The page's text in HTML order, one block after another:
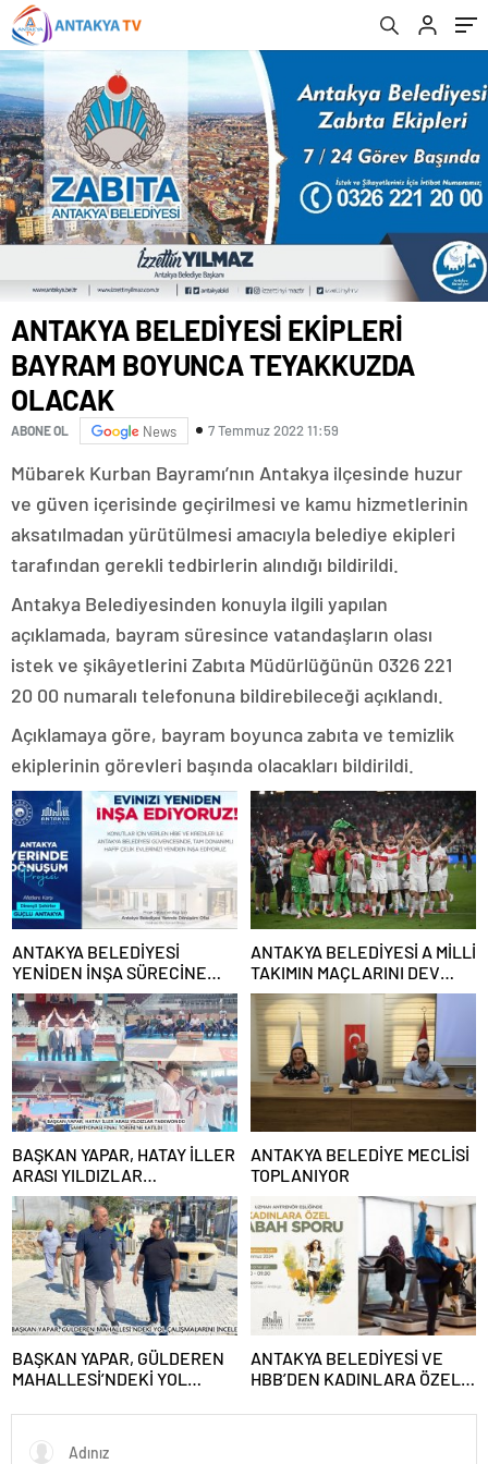
ANTAKYA BELEDİYESİ EKİPLERİ
BAYRAM BOYUNCA TEYAKKUZDA
OLACAK
ABONE OL News 7 Temmuz 2022 11:59
Mübarek Kurban Bayramı’nın Antakya ilçesinde huzur
ve güven içerisinde geçirilmesi ve kamu hizmetlerinin
aksatılmadan yürütülmesi amacıyla belediye ekipleri
tarafından gerekli tedbirlerin alındığı bildirildi.
Antakya Belediyesinden konuyla ilgili yapılan
açıklamada, bayram süresince vatandaşların olası
istek ve şikâyetlerini Zabıta Müdürlüğünün 0326 221
20 00 numaralı telefonuna bildirebileceği açıklandı.
Açıklamaya göre, bayram boyunca zabıta ve temizlik
ekiplerinin görevleri başında olacakları bildirildi.
ANTAKYA BELEDİYESİ
YENİDEN İNŞA SÜRECİNE
DESTEK VERECEK
ANTAKYA BELEDİYESİ A MİLLİ
TAKIMIN MAÇLARINI DEV
EKRANDAN YAYINLAYACAK
BAŞKAN YAPAR, HATAY İLLER
ARASI YILDIZLAR
TAEKWONDO ŞAMPİYONASI
FİNAL TÖRENİ’NE KATILDI
ANTAKYA BELEDİYE MECLİSİ
TOPLANIYOR
BAŞKAN YAPAR, GÜLDEREN
MAHALLESİ’NDEKİ YOL
ANTAKYA BELEDİYESİ VE
HBB’DEN KADINLARA ÖZEL